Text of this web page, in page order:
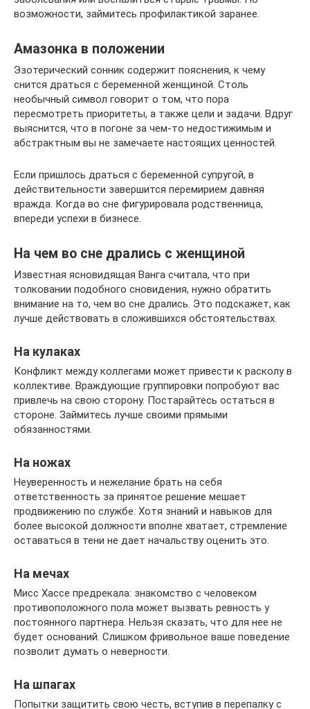
возможности, займитесь профилактикой заранее.
Амазонка в положении
Эзотерический сонник содержит пояснения, к чему
снится драться с беременной женщиной. Столь
необычный символ говорит о том, что пора
пересмотреть приоритеты, а также цели и задачи. Вдруг
выяснится, что в погоне за чем-то недостижимым и
абстрактным вы не замечаете настоящих ценностей.
Если пришлось драться с беременной супругой, в
действительности завершится перемирием давняя
вражда. Когда во сне фигурировала родственница,
впереди успехи в бизнесе.
На чем во сне дрались с женщиной
Известная ясновидящая Ванга считала, что при
толковании подобного сновидения, нужно обратить
внимание на то, чем во сне дрались. Это подскажет, как
лучше действовать в сложившихся обстоятельствах.
На кулаках
Конфликт между коллегами может привести к расколу в
коллективе. Враждующие группировки попробуют вас
привлечь на свою сторону. Постарайтесь остаться в
стороне. Займитесь лучше своими прямыми
обязанностями.
На ножах
Неуверенность и нежелание брать на себя
ответственность за принятое решение мешает
продвижению по службе. Хотя знаний и навыков для
более высокой должности вполне хватает, стремление
оставаться в тени не дает начальству оценить это.
На мечах
Мисс Хассе предрекала: знакомство с человеком
противоположного пола может вызвать ревность у
постоянного партнера. Нельзя сказать, что для нее не
будет оснований. Слишком фривольное ваше поведение
позволит думать о неверности.
На шпагах
Попытки защитить свою честь, вступив в перепалку с